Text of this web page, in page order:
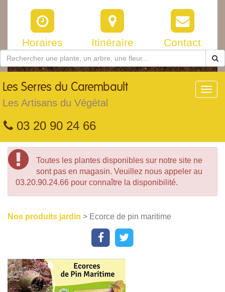
Horaires Itinéraire Contact
Les Serres du Carembault
Les Artisans du Végétal
03 20 90 24 66
Toutes les plantes disponibles sur notre site ne
sont pas en magasin. Veuillez nous appeler au
03.20.90.24.66 pour connaître la disponibilité.
Nos produits jardin > Ecorce de pin maritime